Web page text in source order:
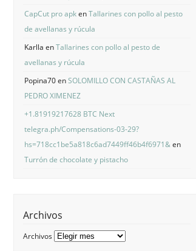
CapCut pro apkenTallarines con pollo al pesto
de avellanas y rúcula
Karlla enTallarines con pollo al pesto de
avellanas y rúcula
Popina70enSOLOMILLO CON CASTAÑAS AL
PEDRO XIMENEZ
+1.81919217628 BTC Next
telegra.ph/Compensations-03-29?
hs=718cc1be5a818c6ad7449ff46b4f6971&en
Turrón de chocolate y pistacho
Archivos
Archivos